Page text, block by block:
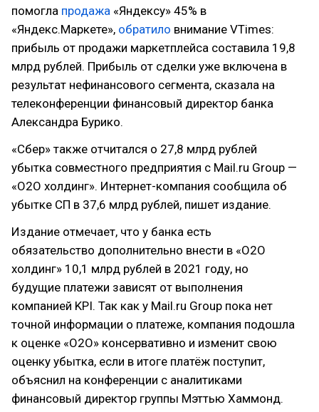
помогла продажа «Яндексу» 45% в
«Яндекс.Маркете», обратило внимание VTimes:
прибыль от продажи маркетплейса составила 19,8
млрд рублей. Прибыль от сделки уже включена в
результат нефинансового сегмента, сказала на
телеконференции финансовый директор банка
Александра Бурико.
«Сбер» также отчитался о 27,8 млрд рублей
убытка совместного предприятия с Mail.ru Group —
«О2О холдинг». Интернет-компания сообщила об
убытке СП в 37,6 млрд рублей, пишет издание.
Издание отмечает, что у банка есть
обязательство дополнительно внести в «О2О
холдинг» 10,1 млрд рублей в 2021 году, но
будущие платежи зависят от выполнения
компанией KPI. Так как у Mail.ru Group пока нет
точной информации о платеже, компания подошла
к оценке «O2O» консервативно и изменит свою
оценку убытка, если в итоге платёж поступит,
объяснил на конференции с аналитиками
финансовый директор группы Мэттью Хаммонд.